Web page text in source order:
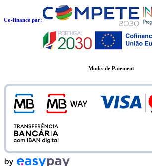
Co-financé par:
Modes de Paiement